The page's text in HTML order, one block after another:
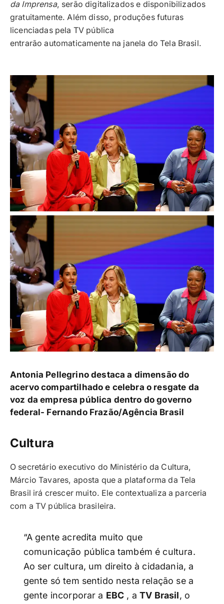
da Imprensa, serão digitalizados e disponibilizados
gratuitamente. Além disso, produções futuras
licenciadas pela TV pública
entrarão automaticamente na janela do Tela Brasil.
Antonia Pellegrino destaca a dimensão do
acervo compartilhado e celebra o resgate da
voz da empresa pública dentro do governo
federal- Fernando Frazão/Agência Brasil
Cultura
O secretário executivo do Ministério da Cultura,
Márcio Tavares, aposta que a plataforma da Tela
Brasil irá crescer muito. Ele contextualiza a parceria
com a TV pública brasileira.
“A gente acredita muito que
comunicação pública também é cultura.
Ao ser cultura, um direito à cidadania, a
gente só tem sentido nesta relação se a
gente incorporar a EBC , aTV Brasil, o